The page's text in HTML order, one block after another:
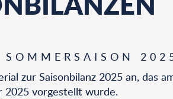
zur Saisonbilanz 2025 an, das
2025 vorgestellt wurde.